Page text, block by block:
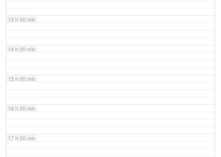
13 h 00 min
14 h 00 min
15 h 00 min
16 h 00 min
17 h 00 min